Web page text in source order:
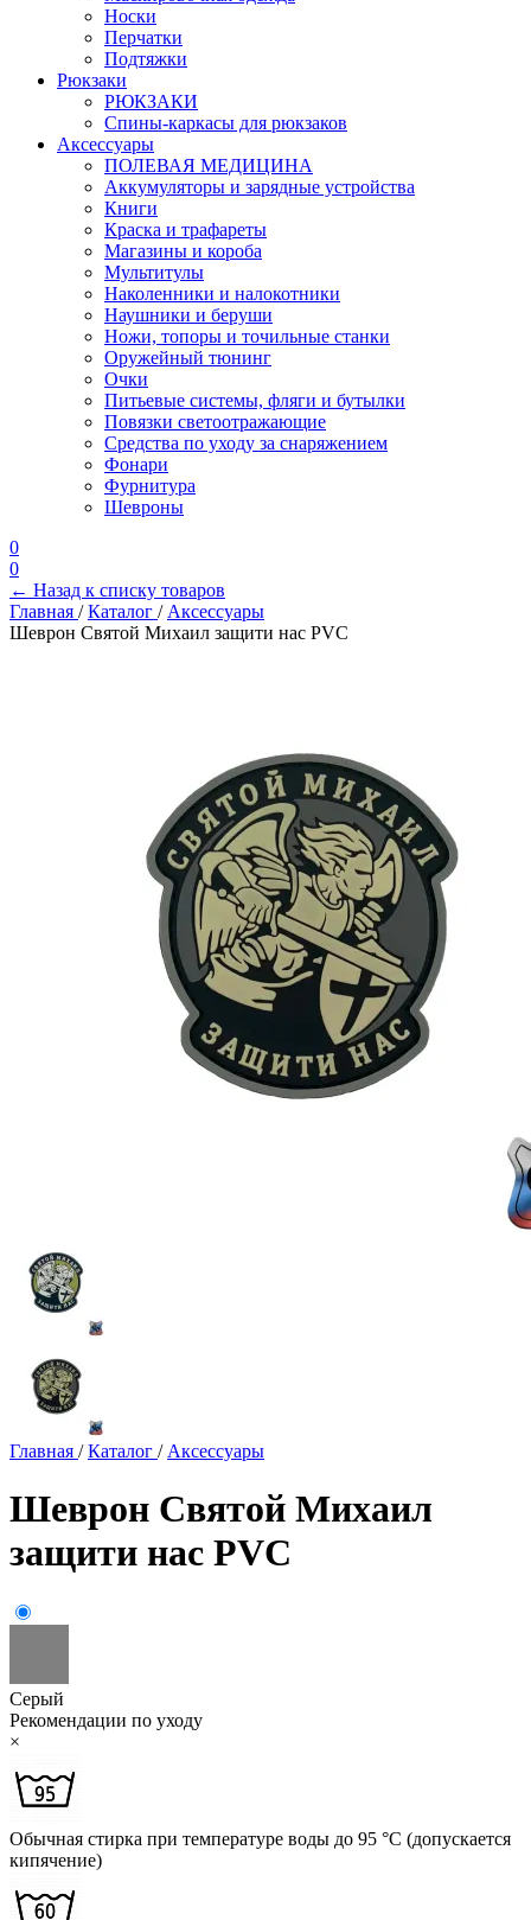
Носки
Перчатки
Подтяжки
Рюкзаки
РЮКЗАКИ
Спины-каркасы для рюкзаков
Аксессуары
ПОЛЕВАЯ МЕДИЦИНА
Аккумуляторы и зарядные устройства
Книги
Краска и трафареты
Магазины и короба
Мультитулы
Наколенники и налокотники
Наушники и беруши
Ножи, топоры и точильные станки
Оружейный тюнинг
Очки
Питьевые системы, фляги и бутылки
Повязки светоотражающие
Средства по уходу за снаряжением
Фонари
Фурнитура
Шевроны
0
0
← Назад к списку товаров
Главная / Каталог / Аксессуары
Шеврон Святой Михаил защити нас PVC
Главная / Каталог / Аксессуары
Шеврон Святой Михаил
защити нас PVC
Серый
Рекомендации по уходу
×
Обычная стирка при температуре воды до 95 °C (допускается
кипячение)